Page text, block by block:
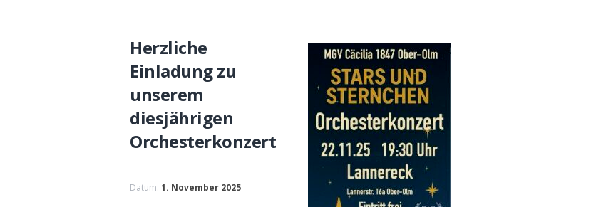
Herzliche
Einladung zu
unserem
diesjährigen
Orchesterkonzert
Datum: 1. November 2025